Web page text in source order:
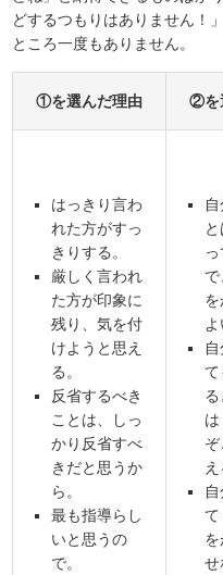
どするつもりはありません！
ところ一度もありません。
①を選んだ理由 ②を
はっきり言わ
れた方がすっ
きりする。
厳しく言われ
た方が印象に
残り、気を付
けようと思え
る。
反省するべき
ことは、しっ
かり反省すべ
きだと思うか
ら。
最も指導らし
いと思うの
で。
よ
え
て
を
せ